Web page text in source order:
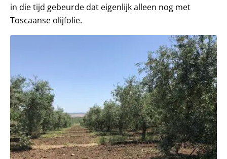
in die tijd gebeurde dat eigenlijk alleen nog met
Toscaanse olijfolie.